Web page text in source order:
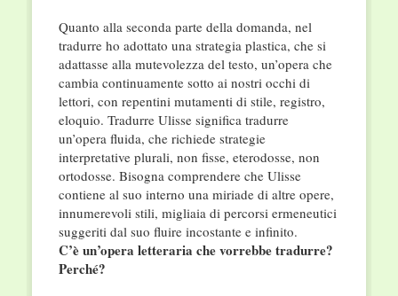
Quanto alla seconda parte della domanda, nel
tradurre ho adottato una strategia plastica, che si
adattasse alla mutevolezza del testo, un’opera che
cambia continuamente sotto ai nostri occhi di
lettori, con repentini mutamenti di stile, registro,
eloquio. Tradurre Ulisse significa tradurre
un’opera fluida, che richiede strategie
interpretative plurali, non fisse, eterodosse, non
ortodosse. Bisogna comprendere che Ulisse
contiene al suo interno una miriade di altre opere,
innumerevoli stili, migliaia di percorsi ermeneutici
suggeriti dal suo fluire incostante e infinito.
C’è un’opera letteraria che vorrebbe tradurre?
Perché?